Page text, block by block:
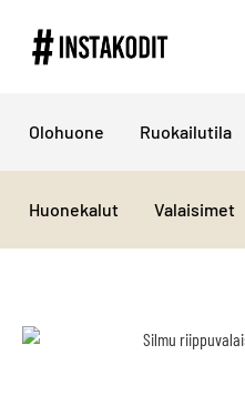
Olohuone Ruokailutila
Huonekalut Valaisimet